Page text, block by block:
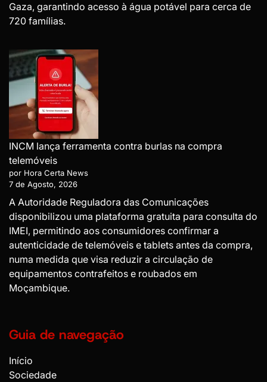
Gaza, garantindo acesso à água potável para cerca de
720 famílias.
INCM lança ferramenta contra burlas na compra
telemóveis
por Hora Certa News
7 de Agosto, 2026
A Autoridade Reguladora das Comunicações
disponibilizou uma plataforma gratuita para consulta do
IMEI, permitindo aos consumidores confirmar a
autenticidade de telemóveis e tablets antes da compra,
numa medida que visa reduzir a circulação de
equipamentos contrafeitos e roubados em
Moçambique.
Guia de navegação
Início
Sociedade